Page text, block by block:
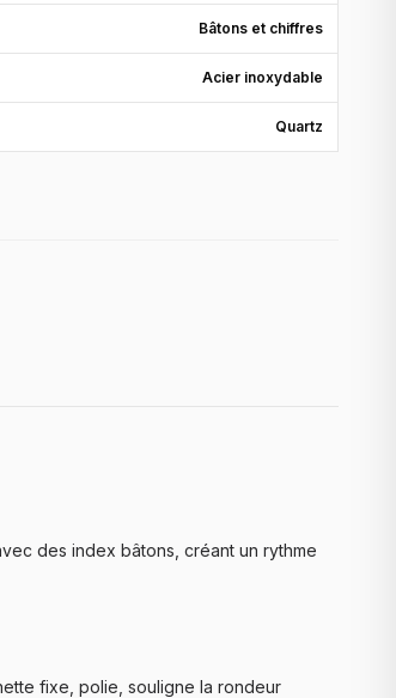
Bâtons et chiffres
Acier inoxydable
Quartz
des index bâtons, créant un rythme
fixe, polie, souligne la rondeur